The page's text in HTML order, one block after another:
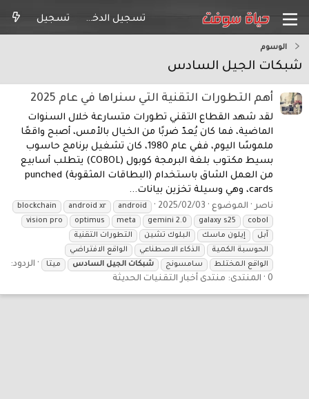
تسجيل الدخول تسجيل
الوسوم
شبكات الجيل السادس
أهم التطورات التقنية التي سنراها في عام 2025
لقد شهد القطاع التقني تطورات متسارعة خلال السنوات
الماضية، فما كان يُعدّ ضربًا من الخيال بالأمس، أصبح واقعًا
ملموسًا اليوم، ففي عام 1980، كان تشغيل برنامج حاسوب
بسيط مكتوب بلغة البرمجة كوبول (COBOL) يتطلب أسابيع
من العمل الشاق باستخدام (البطاقات المثقوبة) punched
cards، وهي وسيلة تخزين بيانات...
ناصر الموضوع 2025/02/03
android
android xr
blockchain
cobol
galaxy s25
gemini 2.0
meta
optimus
vision pro
آبل
إيلون ماسك البلوك تشين
التطورات التقنية
الحوسبة الكمية
الذكاء الاصطناعي
الواقع الافتراضي
الواقع المختلط
سامسونج شبكات الجيل السادس ميتا
الردود:
0
المنتدى: منتدى أخبار التقنيات الحديثة